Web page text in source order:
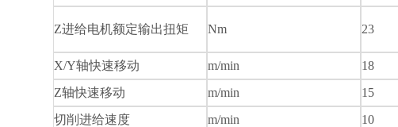
Z进给电机额定输出扭矩 Nm 23
X/Y轴快速移动 m/min
18
Z轴快速移动 m/min
15
切削进给速度
m/min
10